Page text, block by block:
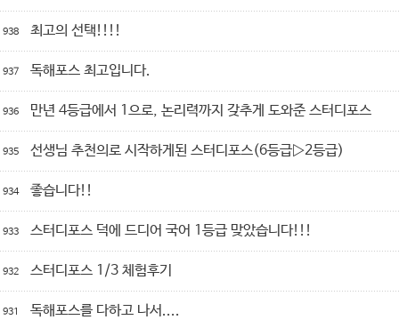
938 최고의 선택!!!!
937 독해포스 최고입니다.
936 만년 4등급에서 1으로, 논리력까지 갖추게 도와준 스터디포스
935 선생님 추천의로 시작하게된 스터디포스(6등급▷2등급)
934 좋습니다!!
933 스터디포스 덕에 드디어 국어 1등급 맞았습니다!!!
932 스터디포스 1/3 체험후기
931 독해포스를 다하고 나서....